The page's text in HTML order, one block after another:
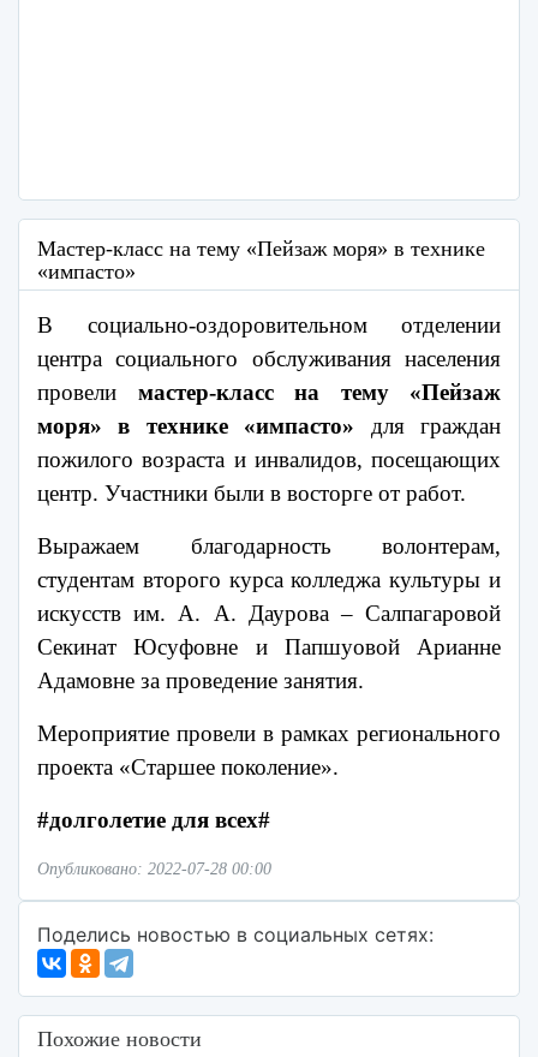
Мастер-класс на тему «Пейзаж моря» в технике
«импасто»
В социально-оздоровительном отделении
центра социального обслуживания населения
провели мастер-класс на тему «Пейзаж
моря» в технике «импасто» для граждан
пожилого возраста и инвалидов, посещающих
центр. Участники были в восторге от работ.
Выражаем благодарность волонтерам,
студентам второго курса колледжа культуры и
искусств им. А. А. Даурова – Салпагаровой
Секинат Юсуфовне и Папшуовой Арианне
Адамовне за проведение занятия.
Мероприятие провели в рамках регионального
проекта «Старшее поколение».
#долголетие для всех#
Опубликовано: 2022-07-28 00:00
Поделись новостью в социальных сетях:
Похожие новости